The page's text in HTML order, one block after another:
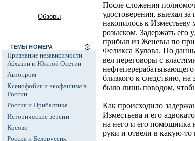
Обзоры
ТЕМЫ НОМЕРА
Признание независимости
Абхазии и Южной Осетии
Автопром
Ксенофобия и неофашизм в
России
Россия и Прибалтика
Исторические версии
Косово
Россия и Белоруссия
После сложения
удостоверения, выехал
накопилось к
розыском. Задержать его
прибыл из Женевы по
Феликса Кулова. По
вел переговоры с
близкого к следствию, на
было лишь поводом,
Как происходило
Изместьева и его
на него и его помощника
руки и отвели в какую-то